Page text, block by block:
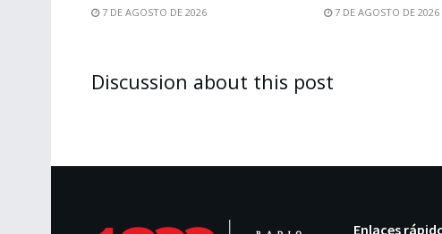
7 DE AGOSTO DE 2026
7 DE AGOSTO DE 2026
Discussion about this post
Enlaces